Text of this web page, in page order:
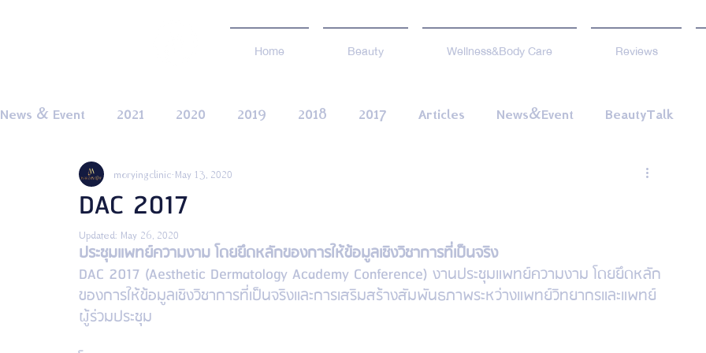
Home Beauty Wellness&Body Care Reviews
News & Event 2021 2020 2019 2018 2017 Articles News&Event BeautyTalk
DAC 2017
moryingclinic May 13, 2020
Updated: May 26, 2020
ประชุมแพทย์ความงาม โดยยึดหลักของการให้ข้อมูลเชิงวิชาการที่เป็นจริง
DAC 2017 (Aesthetic Dermatology Academy Conference) งานประชุมแพทย์ความงาม โดยยึดหลัก
ของการให้ข้อมูลเชิงวิชาการที่เป็นจริงและการเสริมสร้างสัมพันธภาพระหว่างแพทย์วิทยากรและแพทย์
ผู้ร่วมประชุม